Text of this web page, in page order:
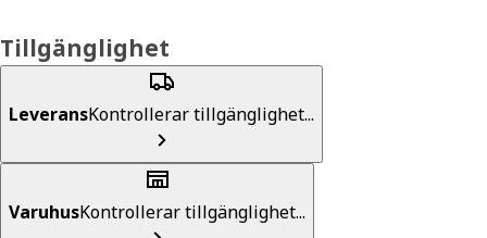
Tillgänglighet
LeveransKontrollerar tillgänglighet...
VaruhusKontrollerar tillgänglighet...